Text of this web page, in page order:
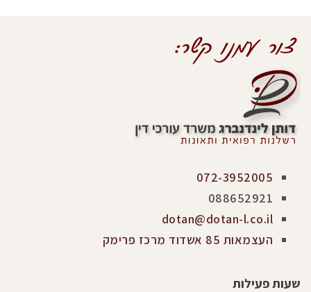
072-3952005
088652921
dotan@dotan-l.co.il
העצמאות 85 אשדוד מרכז פרימק
שעות פעילות